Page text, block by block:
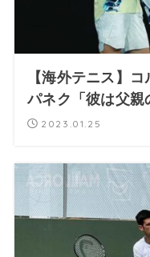
【海外テニス】
パネク「彼は父親
2023.01.25